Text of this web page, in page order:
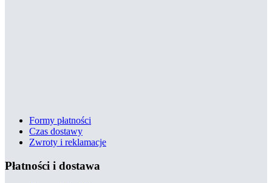
Formy płatności
Czas dostawy
Zwroty i reklamacje
Płatności i dostawa